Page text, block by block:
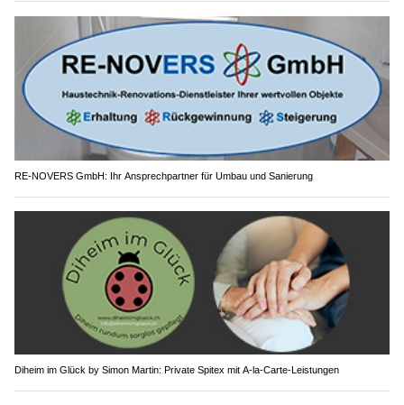
RE-NOVERS GmbH: Ihr Ansprechpartner für Umbau und Sanierung
Diheim im Glück by Simon Martin: Private Spitex mit A-la-Carte-Leistungen